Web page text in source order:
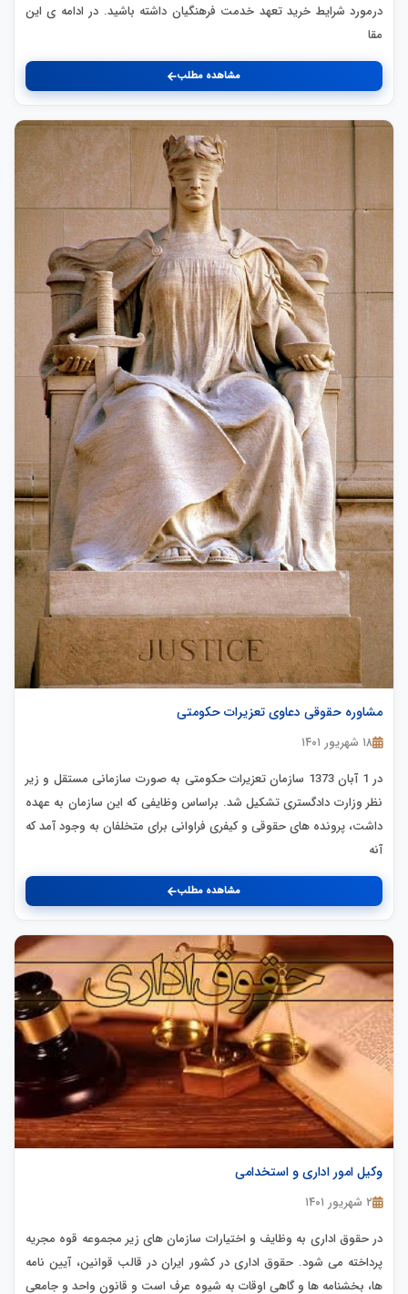
درمورد شرایط خرید تعهد خدمت فرهنگیان داشته باشید. در ادامه ی این
مقا
مشاهده مطلب
مشاوره حقوقی دعاوی تعزیرات حکومتی
۱۸ شهریور ۱۴۰۱
در 1 آبان 1373 سازمان تعزیرات حکومتی به صورت سازمانی مستقل و زیر
نظر وزارت دادگستری تشکیل شد. براساس وظایفی که این سازمان به عهده
داشت، پرونده های حقوقی و کیفری فراوانی برای متخلفان به وجود آمد که
آنه
مشاهده مطلب
وکیل امور اداری و استخدامی
۲ شهریور ۱۴۰۱
در حقوق اداری به وظایف و اختیارات سازمان های زیر مجموعه قوه مجریه
پرداخته می شود. حقوق اداری در کشور ایران در قالب قوانین، آیین نامه
ها، بخشنامه ها و گاهی اوقات به شیوه عرف است و قانون واحد و جامعی